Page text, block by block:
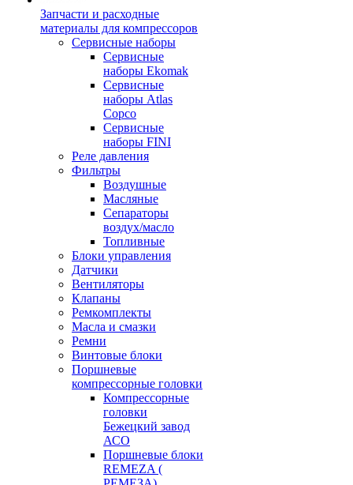
Запчасти и расходные
материалы для компрессоров
Cервисные наборы
Сервисные
наборы Ekomak
Cервисные
наборы Atlas
Copco
Сервисные
наборы FINI
Реле давления
Фильтры
Воздушные
Масляные
Сепараторы
воздух/масло
Топливные
Блоки управления
Датчики
Вентиляторы
Клапаны
Ремкомплекты
Масла и смазки
Ремни
Винтовые блоки
Поршневые
компрессорные головки
Компрессорные
головки
Бежецкий завод
АСО
Поршневые блоки
REMEZA (